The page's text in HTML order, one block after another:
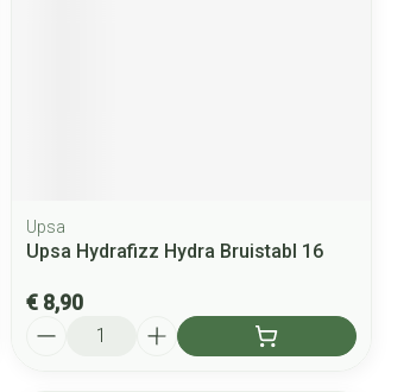
Upsa
Upsa Hydrafizz Hydra Bruistabl 16
€ 8,90